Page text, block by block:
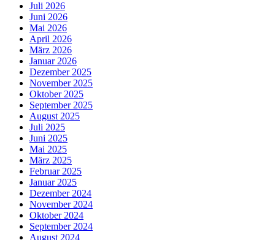
Juli 2026
Juni 2026
Mai 2026
April 2026
März 2026
Januar 2026
Dezember 2025
November 2025
Oktober 2025
September 2025
August 2025
Juli 2025
Juni 2025
Mai 2025
März 2025
Februar 2025
Januar 2025
Dezember 2024
November 2024
Oktober 2024
September 2024
August 2024